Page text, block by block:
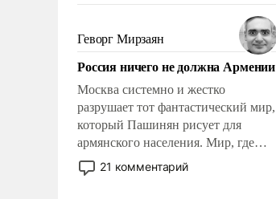
уязвимости США, например, перед
Китаем.
Геворг Мирзаян
Россия ничего не должна Армении
Москва системно и жестко
разрушает тот фантастический мир,
который Пашинян рисует для
армянского населения. Мир, где
политические прожекты будут
безусловно оплачиваться за счет
21 комментарий